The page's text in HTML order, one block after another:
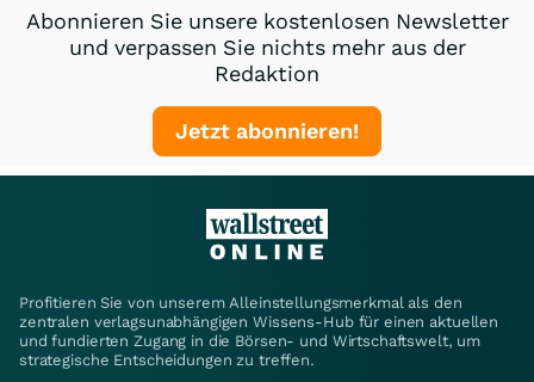
Abonnieren Sie unsere kostenlosen Newsletter
und verpassen Sie nichts mehr aus der
Redaktion
Jetzt abonnieren!
Profitieren Sie von unserem Alleinstellungsmerkmal als den
zentralen verlagsunabhängigen Wissens-Hub für einen aktuellen
und fundierten Zugang in die Börsen- und Wirtschaftswelt, um
strategische Entscheidungen zu treffen.